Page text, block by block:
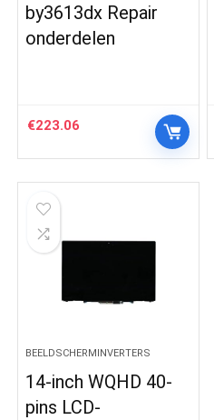
by3613dx Repair
onderdelen
€223.06
BEELDSCHERMINVERTERS
14-inch WQHD 40-
pins LCD-